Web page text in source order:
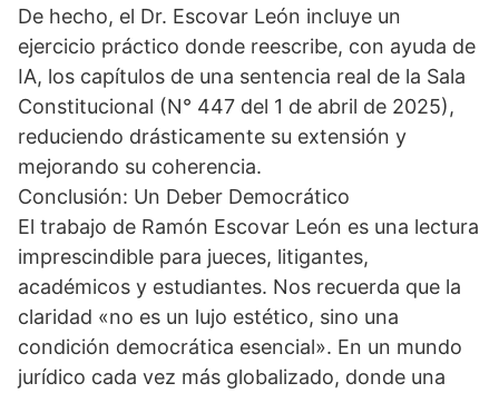
De hecho, el Dr. Escovar León incluye un
ejercicio práctico donde reescribe, con ayuda de
IA, los capítulos de una sentencia real de la Sala
Constitucional (N° 447 del 1 de abril de 2025),
reduciendo drásticamente su extensión y
mejorando su coherencia.
Conclusión: Un Deber Democrático
El trabajo de Ramón Escovar León es una lectura
imprescindible para jueces, litigantes,
académicos y estudiantes. Nos recuerda que la
claridad «no es un lujo estético, sino una
condición democrática esencial». En un mundo
jurídico cada vez más globalizado, donde una